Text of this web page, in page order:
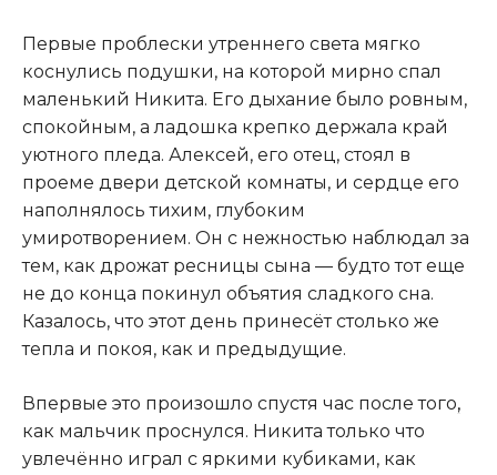
Первые проблески утреннего света мягко
коснулись подушки, на которой мирно спал
маленький Никита. Его дыхание было ровным,
спокойным, а ладошка крепко держала край
уютного пледа. Алексей, его отец, стоял в
проеме двери детской комнаты, и сердце его
наполнялось тихим, глубоким
умиротворением. Он с нежностью наблюдал за
тем, как дрожат ресницы сына — будто тот еще
не до конца покинул объятия сладкого сна.
Казалось, что этот день принесёт столько же
тепла и покоя, как и предыдущие.
Впервые это произошло спустя час после того,
как мальчик проснулся. Никита только что
увлечённо играл с яркими кубиками, как